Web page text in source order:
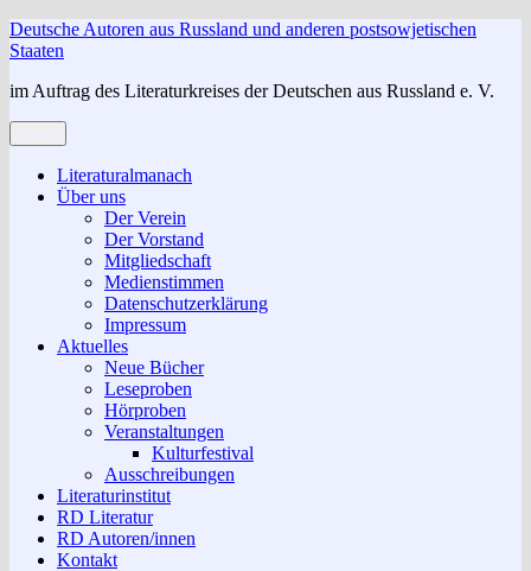
Zum
Inhalt
Deutsche Autoren aus Russland und anderen postsowjetischen
Staaten
im Auftrag des Literaturkreises der Deutschen aus Russland e. V.
Literaturalmanach
Über uns
Der Verein
Der Vorstand
Mitgliedschaft
Medienstimmen
Datenschutzerklärung
Impressum
Aktuelles
Neue Bücher
Leseproben
Hörproben
Veranstaltungen
Kulturfestival
Ausschreibungen
Literaturinstitut
RD Literatur
RD Autoren/innen
Kontakt